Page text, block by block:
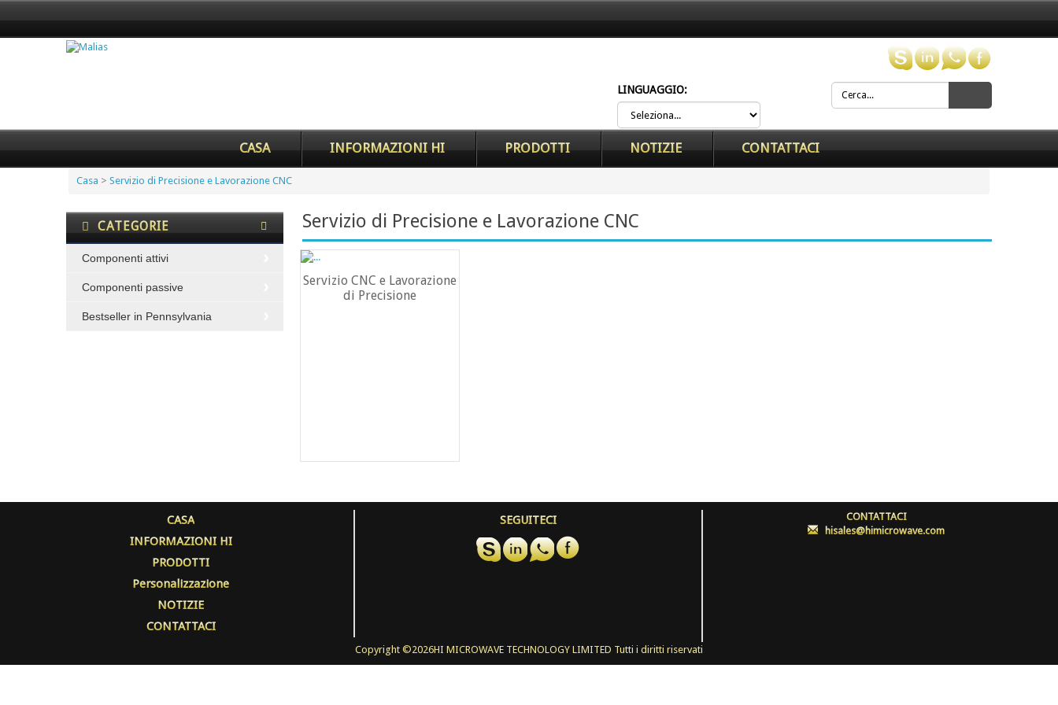
LINGUAGGIO:
CASA INFORMAZIONI HI PRODOTTI NOTIZIE CONTATTACI
Casa > Servizio di Precisione e Lavorazione CNC
CATEGORIE
Componenti attivi
Componenti passive
Bestseller in Pennsylvania
Servizio di Precisione e Lavorazione CNC
Servizio CNC e Lavorazione
di Precisione
CASA
INFORMAZIONI HI
PRODOTTI
Personalizzazione
NOTIZIE
CONTATTACI
SEGUITECI
CONTATTACI
:hisales@himicrowave.com
Copyright ©2026HI MICROWAVE TECHNOLOGY LIMITED Tutti i diritti riservati